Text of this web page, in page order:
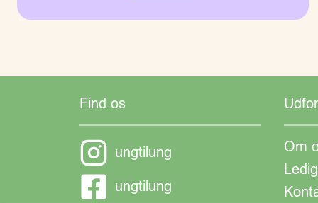
Find os
ungtilung
ungtilung
Om